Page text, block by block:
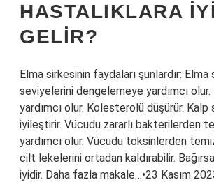
HASTALIKLARA IYI
GELIR?
Elma sirkesinin faydaları şunlardır:
seviyelerini dengelemeye yardımcı olur.
yardımcı olur. Kolesterolü düşürür. Kalp
iyileştirir. Vücudu zararlı bakterilerden
yardımcı olur. Vücudu toksinlerden
cilt lekelerini ortadan kaldırabilir.
iyidir. Daha fazla makale…•23 Kasım